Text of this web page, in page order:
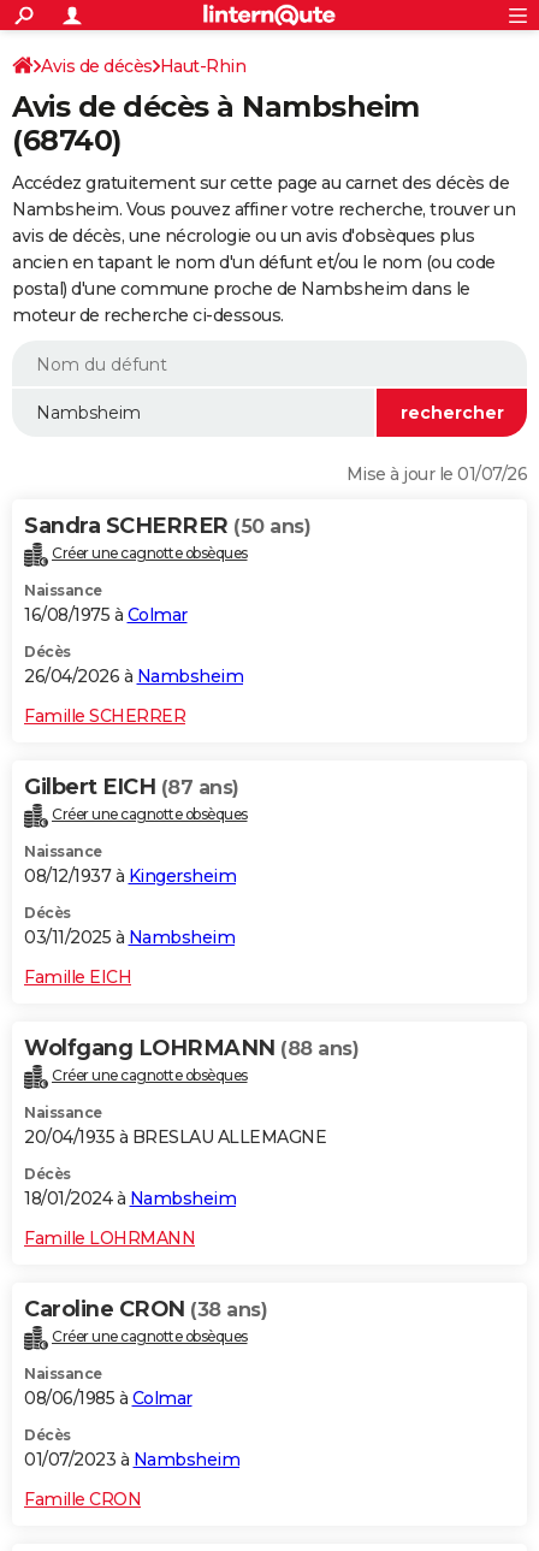
ACTUALITÉS
Politique
Société
Faits Divers
Education
Monde
Villes
+
SPORT
Coupe du monde 2026
Football
Tennis
Cyclisme
Rugby
Forum
FINANCE
Retraite
Impôts
Epargne
Immobilier
Risques naturels par ville
Banque
Assurance
Crédit
Essais
Réserver un essai
Citadines
Berlines
SUV
Forum auto
+
HIGH-TECH
Mobiles
Meilleur smartphone
Internet
Ordinateurs
Jeux vidéo
Guide high-tech
+BRICOLAGE
Forum
Aménagement intérieur
Extérieur
Cuisine
Salle de bains
Jardinage
Rangement
WEEK-END
Guides de France
Escapades
Patrimoine
Expositions
Musées
Week-end nature
LIFESTYLE
Alimentation
Guide de la santé
Maladies
Médicaments
Sommeil
VOYAGE
Destinations
City break
Voyage nature
Voyage de noces
Forum
Climat
+PHOTO
GUIDES D'ACHAT
BONS PLANS
CARTE DE VOEUX
Dictionnaire
Biographies
Citations
Expressions
Proverbes
PROGRAMME TV
COPAINS D'AVANT
S'inscrire
Se connecter
Lycées
Collèges
Primaires
Universités
Entreprises
Service militaire
Avis de recherche
AVIS DE DÉCÈS
S'inscrire
Connexion
Avis de décès Haut-Rhin
Avis de décès à Nambsheim
(68740)
Accédez gratuitement sur cette page au carnet des décès de
Nambsheim. Vous pouvez affiner votre recherche, trouver un
avis de décès, une nécrologie ou un avis d'obsèques plus
ancien en tapant le nom d'un défunt et/ou le nom (ou code
postal) d'une commune proche de Nambsheim dans le
moteur de recherche ci-dessous.
Mise à jour le 01/07/26
Sandra SCHERRER (50 ans)
Créer une cagnotte obsèques
Naissance
16/08/1975 à Colmar
Décès
26/04/2026 à Nambsheim
Famille SCHERRER
Gilbert EICH (87 ans)
Créer une cagnotte obsèques
Naissance
08/12/1937 à Kingersheim
Décès
03/11/2025 à Nambsheim
Famille EICH
Wolfgang LOHRMANN (88 ans)
Créer une cagnotte obsèques
Naissance
20/04/1935 à BRESLAU ALLEMAGNE
Décès
18/01/2024 à Nambsheim
Famille LOHRMANN
Caroline CRON (38 ans)
Créer une cagnotte obsèques
Naissance
08/06/1985 à Colmar
Décès
01/07/2023 à Nambsheim
Famille CRON